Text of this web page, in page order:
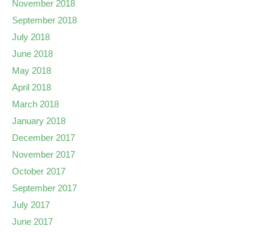
November 2018
September 2018
July 2018
June 2018
May 2018
April 2018
March 2018
January 2018
December 2017
November 2017
October 2017
September 2017
July 2017
June 2017